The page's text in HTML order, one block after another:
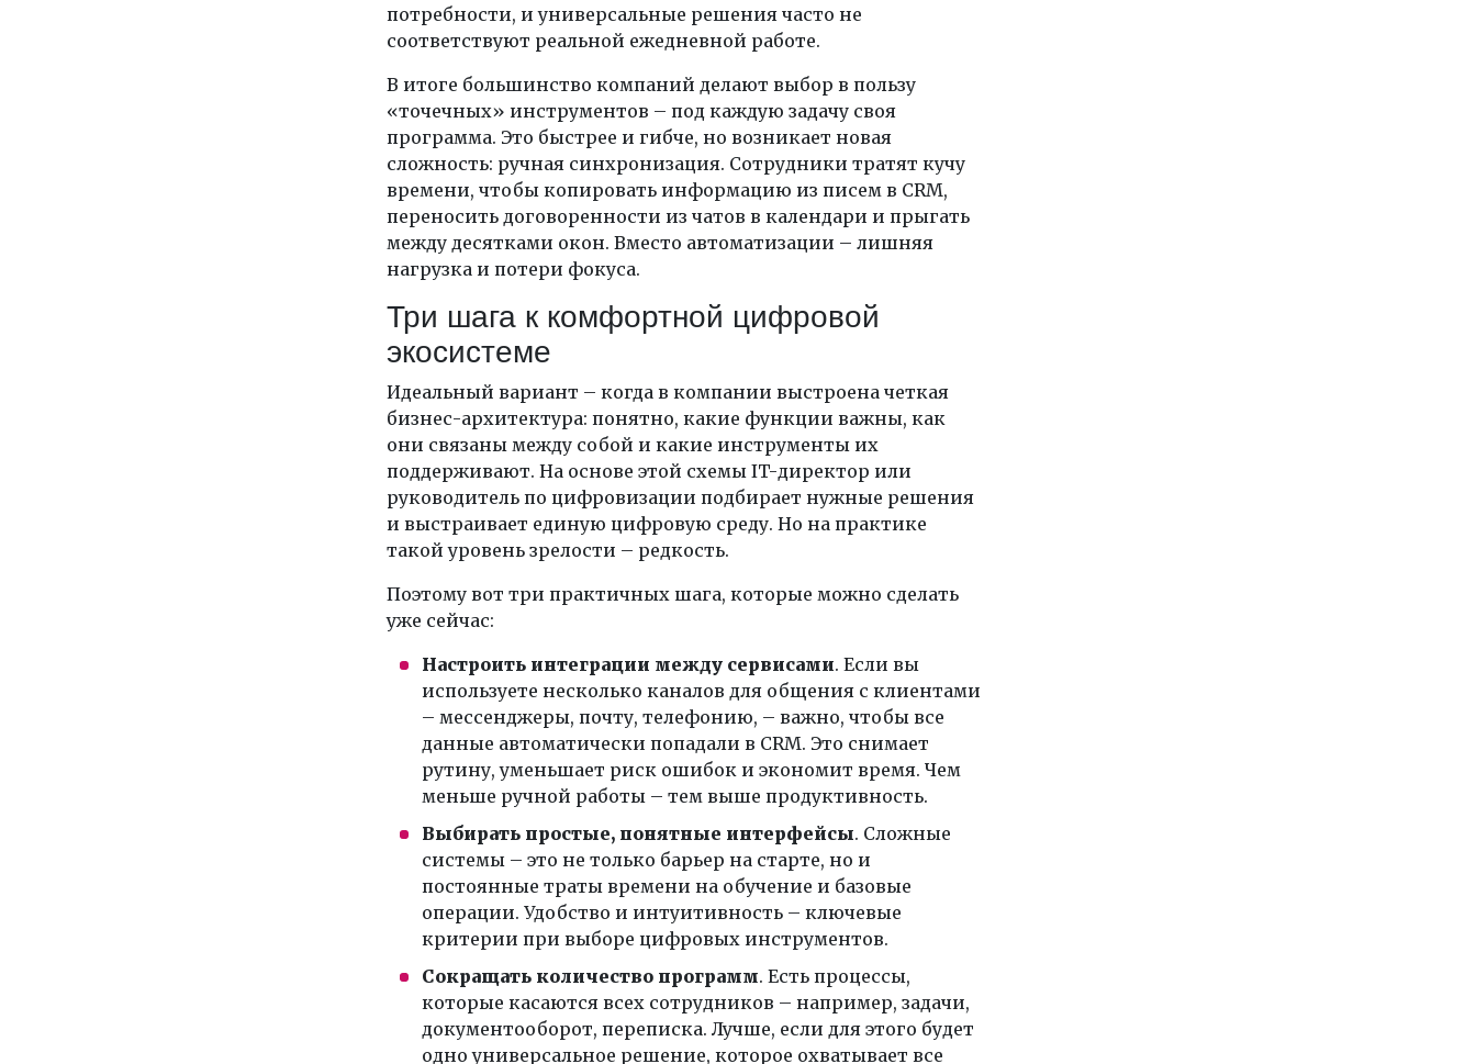
потребности, и универсальные решения часто не
соответствуют реальной ежедневной работе.
В итоге большинство компаний делают выбор в пользу
«точечных» инструментов – под каждую задачу своя
программа. Это быстрее и гибче, но возникает новая
сложность: ручная синхронизация. Сотрудники тратят кучу
времени, чтобы копировать информацию из писем в CRM,
переносить договоренности из чатов в календари и прыгать
между десятками окон. Вместо автоматизации – лишняя
нагрузка и потери фокуса.
Три шага к комфортной цифровой
экосистеме
Идеальный вариант – когда в компании выстроена четкая
бизнес-архитектура: понятно, какие функции важны, как
они связаны между собой и какие инструменты их
поддерживают. На основе этой схемы IT-директор или
руководитель по цифровизации подбирает нужные решения
и выстраивает единую цифровую среду. Но на практике
такой уровень зрелости – редкость.
Поэтому вот три практичных шага, которые можно сделать
уже сейчас:
Настроить интеграции между сервисами. Если вы
используете несколько каналов для общения с клиентами
– мессенджеры, почту, телефонию, – важно, чтобы все
данные автоматически попадали в CRM. Это снимает
рутину, уменьшает риск ошибок и экономит время. Чем
меньше ручной работы – тем выше продуктивность.
Выбирать простые, понятные интерфейсы. Сложные
системы – это не только барьер на старте, но и
постоянные траты времени на обучение и базовые
операции. Удобство и интуитивность – ключевые
критерии при выборе цифровых инструментов.
Сокращать количество программ. Есть процессы,
которые касаются всех сотрудников – например, задачи,
документооборот, переписка. Лучше, если для этого будет
одно универсальное решение, которое охватывает все